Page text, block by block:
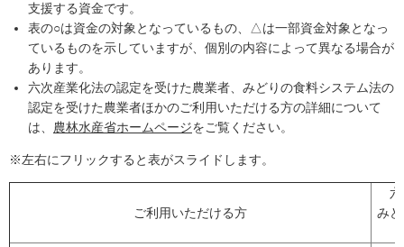
支援する資金です。
表の○は資金の対象となっているもの、△は一部資金対象となっ
ているものを示していますが、個別の内容によって異なる場合が
あります。
六次産業化法の認定を受けた農業者、みどりの食料システム法の
認定を受けた農業者ほかのご利用いただける方の詳細について
は、 農林水産省ホームページをご覧ください。
※左右にフリックすると表がスライドします。
ご利用いただける方
み